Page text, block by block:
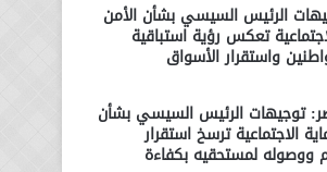
الرئيس السيسي بشأن الأمن
تعكس رؤية استباقية
واستقرار الأسواق
توجيهات الرئيس السيسي بشأن
الاجتماعية ترسخ استقرار
ووصوله لمستحقيه بكفاءة